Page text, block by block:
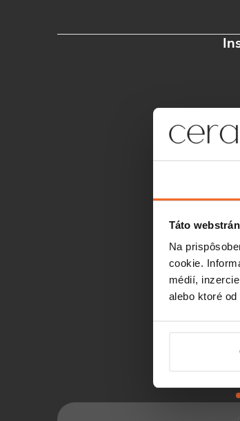
Táto
Na
cookie.
médií,
alebo ktoré